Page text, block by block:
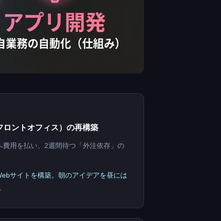
ントオフィス）の再構築
用を払い、2週間待つ「外注依存」の
サイトを構築。朝のアイデアを昼には